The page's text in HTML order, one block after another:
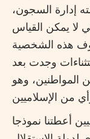
إدارة السجون،
لا يمكن القياس
هذه الشخصية
وجدت بعد
المواطنين، وهو
أعطتنا نموذجا